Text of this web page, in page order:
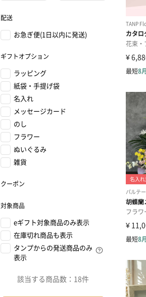
配送
お急ぎ便(1日以内に発送)
ギフトオプション
ラッピング
紙袋・手提げ袋
名入れ
メッセージカード
のし
フラワー
ぬいぐるみ
雑貨
クーポン
対象商品
eギフト対象商品のみ表示
在庫切れ商品も表示
タンプからの発送商品のみ
表示
該当する商品数： 18件